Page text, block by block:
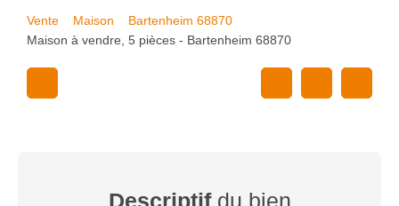
Vente Maison
Bartenheim 68870
Maison à vendre, 5 pièces - Bartenheim 68870
Descriptifdu bien